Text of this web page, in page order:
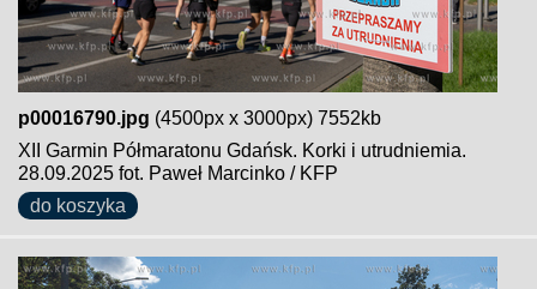
p00016790.jpg (4500px x 3000px) 7552kb
XII Garmin Półmaratonu Gdańsk. Korki i utrudniemia.
28.09.2025 fot. Paweł Marcinko / KFP
do koszyka